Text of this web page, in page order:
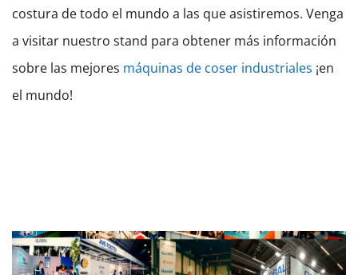
costura de todo el mundo a las que asistiremos. Venga
a visitar nuestro stand para obtener más información
sobre las mejores máquinas de coser industriales ¡en
el mundo!